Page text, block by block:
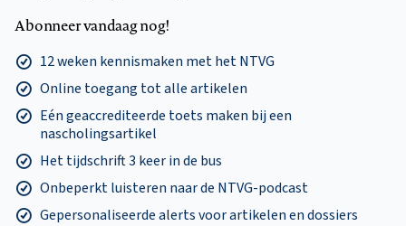
Abonneer vandaag nog!
12 weken kennismaken met het NTVG
Online toegang tot alle artikelen
Eén geaccrediteerde toets maken bij een
nascholingsartikel
Het tijdschrift 3 keer in de bus
Onbeperkt luisteren naar de NTVG-podcast
Gepersonaliseerde alerts voor artikelen en dossiers